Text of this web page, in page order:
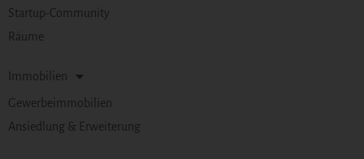
Startup-Community
Räume
Immobilien
Gewerbeimmobilien
Ansiedlung & Erweiterung